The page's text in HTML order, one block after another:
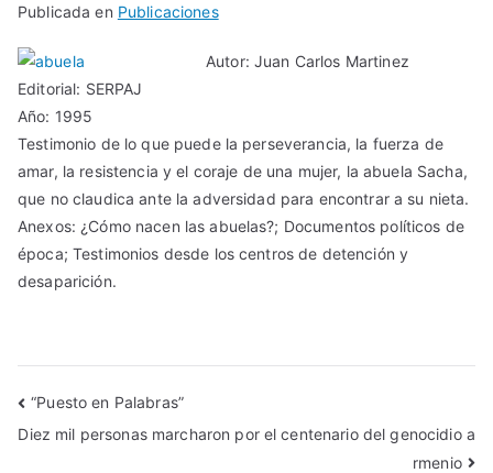
Publicada en Publicaciones
Autor: Juan Carlos Martinez
Editorial: SERPAJ
Año: 1995
Testimonio de lo que puede la perseverancia, la fuerza de
amar, la resistencia y el coraje de una mujer, la abuela Sacha,
que no claudica ante la adversidad para encontrar a su nieta.
Anexos: ¿Cómo nacen las abuelas?; Documentos políticos de
época; Testimonios desde los centros de detención y
desaparición.
“Puesto en Palabras”
Diez mil personas marcharon por el centenario del genocidio a
rmenio